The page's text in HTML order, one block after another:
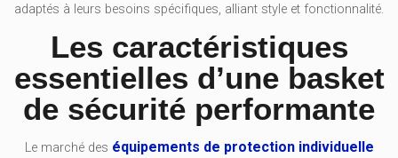
adaptés à leurs besoins spécifiques, alliant style et fonctionnalité.
Les caractéristiques
essentielles d’une basket
de sécurité performante
Le marché des équipements de protection individuelle